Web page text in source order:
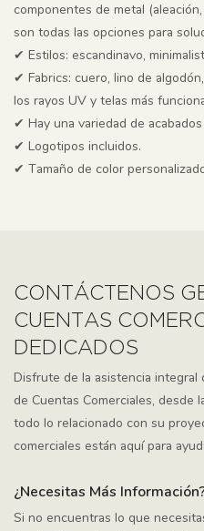
componentes de metal
son todas las opciones para
✔ Estilos: escandinavo,
✔ Fabrics: cuero, lino de
los rayos UV y telas más
✔ Hay una variedad de
✔ Logotipos incluidos.
✔ Tamaño de color
CONTÁCTENOS
CUENTAS
DEDICADOS
Disfrute de la asistencia
de Cuentas Comerciales, desde
todo lo relacionado con su
comerciales están aquí para
¿Necesitas Más
Si no encuentras lo que